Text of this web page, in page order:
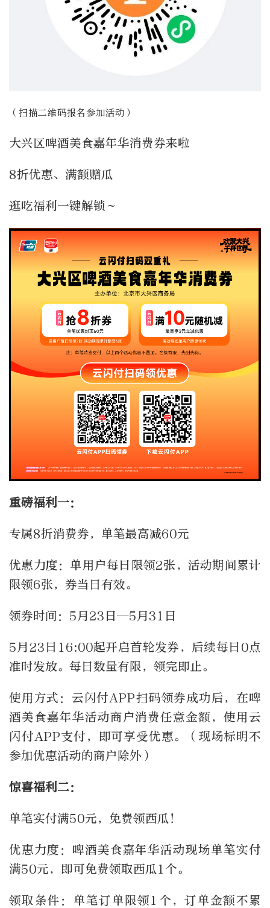
（扫描二维码报名参加活动）
大兴区啤酒美食嘉年华消费券来啦
8折优惠、满额赠瓜
逛吃福利一键解锁～
重磅福利一：
专属8折消费券，单笔最高减60元
优惠力度：单用户每日限领2张，活动期间累计
限领6张，券当日有效。
领券时间：5月23日—5月31日
5月23日16:00起开启首轮发券，后续每日0点
准时发放。每日数量有限，领完即止。
使用方式：云闪付APP扫码领券成功后，在啤
酒美食嘉年华活动商户消费任意金额，使用云
闪付APP支付，即可享受优惠。（现场标明不
参加优惠活动的商户除外）
惊喜福利二：
单笔实付满50元，免费领西瓜！
优惠力度：啤酒美食嘉年华活动现场单笔实付
满50元，即可免费领取西瓜1个。
领取条件：单笔订单限领1个，订单金额不累